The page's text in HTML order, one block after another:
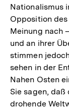
Nationalismus
Opposition
Meinung nach
und an ihrer
stimmen
sehen in der
Nahen Osten
Sie sagen,
drohende